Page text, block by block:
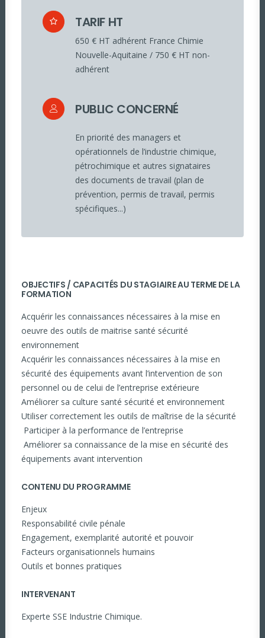
TARIF HT
650 € HT adhérent France Chimie
Nouvelle-Aquitaine / 750 € HT non-
adhérent
PUBLIC CONCERNÉ
En priorité des managers et
opérationnels de l’industrie chimique,
pétrochimique et autres signataires
des documents de travail (plan de
prévention, permis de travail, permis
spécifiques...)
OBJECTIFS / CAPACITÉS DU STAGIAIRE AU TERME DE LA
FORMATION
Acquérir les connaissances nécessaires à la mise en
oeuvre des outils de maitrise santé sécurité
environnement
Acquérir les connaissances nécessaires à la mise en
sécurité des équipements avant l’intervention de son
personnel ou de celui de l’entreprise extérieure
Améliorer sa culture santé sécurité et environnement
Utiliser correctement les outils de maîtrise de la sécurité
Participer à la performance de l’entreprise
Améliorer sa connaissance de la mise en sécurité des
équipements avant intervention
CONTENU DU PROGRAMME
Enjeux
Responsabilité civile pénale
Engagement, exemplarité autorité et pouvoir
Facteurs organisationnels humains
Outils et bonnes pratiques
INTERVENANT
Experte SSE Industrie Chimique.